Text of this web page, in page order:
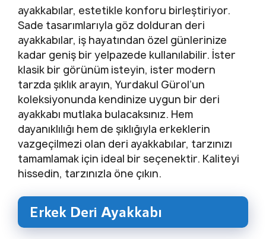
ayakkabılar, estetikle konforu birleştiriyor.
Sade tasarımlarıyla göz dolduran deri
ayakkabılar, iş hayatından özel günlerinize
kadar geniş bir yelpazede kullanılabilir. İster
klasik bir görünüm isteyin, ister modern
tarzda şıklık arayın, Yurdakul Gürol’un
koleksiyonunda kendinize uygun bir deri
ayakkabı mutlaka bulacaksınız. Hem
dayanıklılığı hem de şıklığıyla erkeklerin
vazgeçilmezi olan deri ayakkabılar, tarzınızı
tamamlamak için ideal bir seçenektir. Kaliteyi
hissedin, tarzınızla öne çıkın.
Erkek Deri Ayakkabı